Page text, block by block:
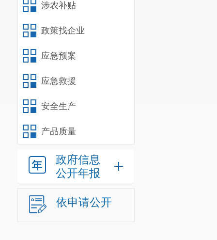
涉农补贴
政策找企业
应急预案
应急救援
安全生产
产品质量
政府信息
公开年报
依申请公开